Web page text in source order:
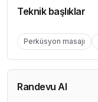
Teknik başlıklar
Perküsyon masajı
Randevu Al